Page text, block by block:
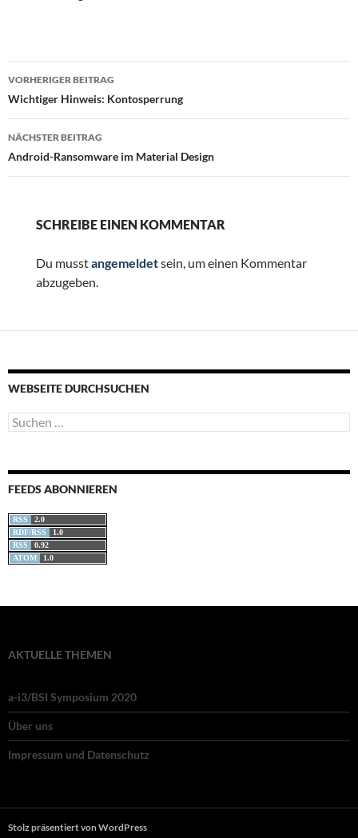
Beitragsnavigation
VORHERIGER BEITRAG
Wichtiger Hinweis: Kontosperrung
NÄCHSTER BEITRAG
Android-Ransomware im Material Design
SCHREIBE EINEN KOMMENTAR
Du musstangemeldetsein, um einen Kommentar
abzugeben.
WEBSEITE DURCHSUCHEN
Suchen
nach:
FEEDS ABONNIEREN
RSS
2.0
RDF/RSS
1.0
RSS
0.92
ATOM
1.0
AKTUELLE THEMEN
a-i3/BSI Symposium 2020
Über uns
Impressum und Datenschutz
Stolz präsentiert von WordPress